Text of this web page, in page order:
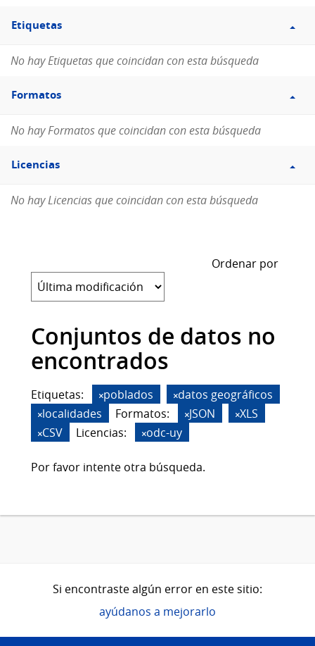
Filtro
Etiquetas
Etiquetas
No hay Etiquetas que coincidan con esta búsqueda
Filtro
Formatos
Formatos
No hay Formatos que coincidan con esta búsqueda
Filtro
Licencias
Licencias
No hay Licencias que coincidan con esta búsqueda
Ordenar por
Conjuntos de datos no
encontrados
Etiquetas: poblados
datos geográficos
localidades
Formatos: JSON
XLS
CSV
Licencias: odc-uy
Por favor intente otra búsqueda.
Si encontraste algún error en este sitio:
ayúdanos a mejorarlo